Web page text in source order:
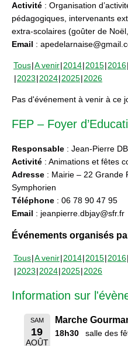
Activité : Organisation
pédagogiques, intervenants
extra-scolaires (goûter de
Email :
Tous A venir 2014 2015 2016
2023 2024 2025 2026
Pas d'événement à venir à ce
FEP – Foyer
Responsable : Jean-Pierre
Activité : Animations et fêtes
Adresse : Mairie – 22 Grande
Symphorien
Téléphone : 06 78 90 47 95
Email : jeanpierre.dbjay@sfr.fr
Événements organisés
Tous A venir 2014 2015 2016
2023 2024 2025 2026
Information sur
SAM
19
AOÛT
Marche
18h30 salle des